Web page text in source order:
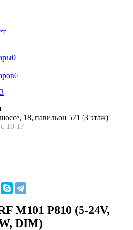
0
0
18, павильон 571 (3 этаж)
10-17
M101 P810 (5-24V,
DIM)